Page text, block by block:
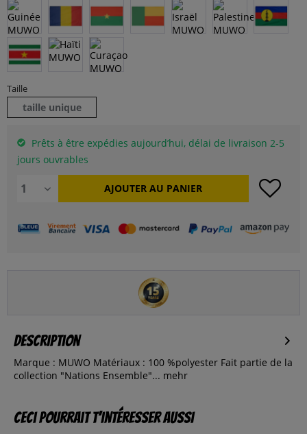
Taille
taille unique
Prêts à être expédies aujourd’hui, délai de livraison 2-5
jours ouvrables
AJOUTER AU PANIER
Description
Marque : MUWO Matériaux : 100 %polyester Fait partie de la
collection "Nations Ensemble"... mehr
Ceci pourrait t’intéresser aussi